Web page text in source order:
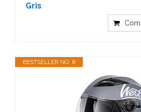
Gris
BESTSELLER NO. 6